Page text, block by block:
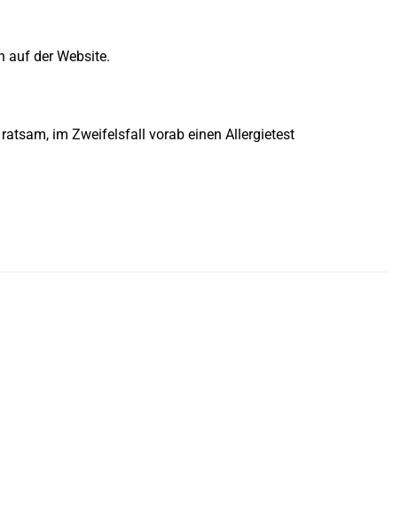
auf der Website.
im Zweifelsfall vorab einen Allergietest